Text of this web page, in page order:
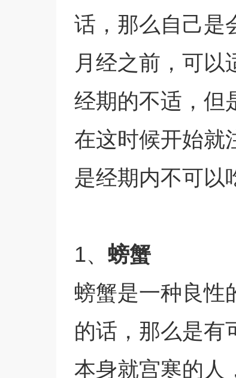
话，那么自己是
月经之前，可以
经期的不适，但
在这时候开始就
是经期内不可以
1、 螃蟹
螃蟹是一种良性
的话，那么是有
本身就宫寒的人